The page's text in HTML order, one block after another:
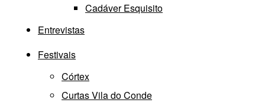
Cadáver Esquisito
Entrevistas
Festivais
Córtex
Curtas Vila do Conde